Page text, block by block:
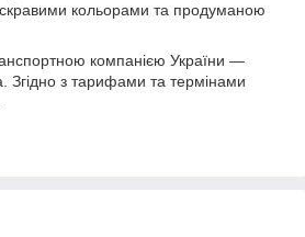
кольорами та продуманою
компанією України —
Згідно з тарифами та термінами